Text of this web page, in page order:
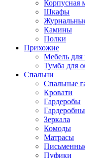
Корпусная
Шкафы
Камины
Полки
Прихожие
Мебель для
Тумба для
Спальни
Спальные
Кровати
Гардеробы
Зеркала
Комоды
Матрасы
Пуфики